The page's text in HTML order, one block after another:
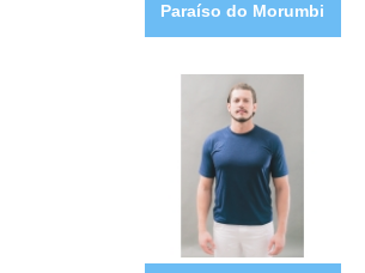
Paraíso do Morumbi